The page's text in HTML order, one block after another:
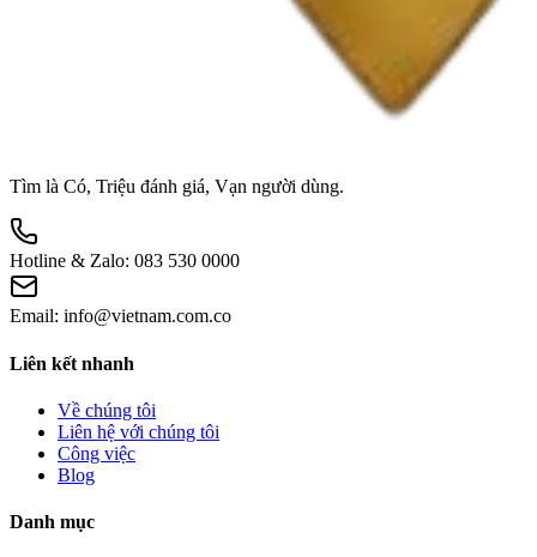
Tìm là Có, Triệu đánh giá, Vạn người dùng.
Hotline & Zalo: 083 530 0000
Email: info@vietnam.com.co
Liên kết nhanh
Về chúng tôi
Liên hệ với chúng tôi
Công việc
Blog
Danh mục